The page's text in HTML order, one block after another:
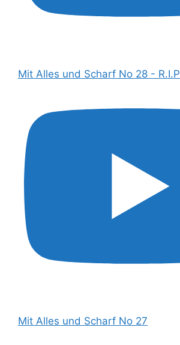
Mit Alles und Scharf No 28 -
Mit Alles und Scharf No 27